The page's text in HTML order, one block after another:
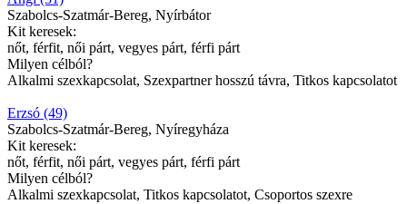
Szabolcs-Szatmár-Bereg, Nyírbátor
Kit keresek:
nőt, férfit, női párt, vegyes párt, férfi párt
Milyen célból?
Alkalmi szexkapcsolat, Szexpartner hosszú távra, Titkos kapcsolatot
Erzsó (49)
Szabolcs-Szatmár-Bereg, Nyíregyháza
Kit keresek:
nőt, férfit, női párt, vegyes párt, férfi párt
Milyen célból?
Alkalmi szexkapcsolat, Titkos kapcsolatot, Csoportos szexre